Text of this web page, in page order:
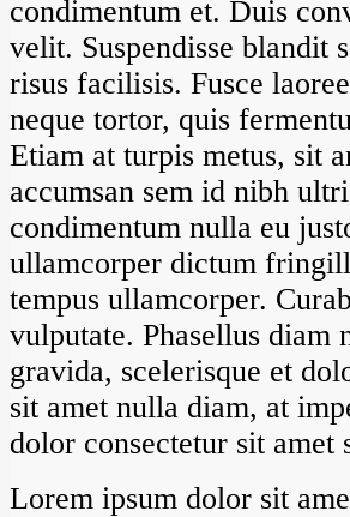
condimentum et. Duis
velit. Suspendisse blandit
risus facilisis. Fusce
neque tortor, quis
Etiam at turpis metus, sit
accumsan sem id nibh
condimentum nulla eu
ullamcorper dictum
tempus ullamcorper.
vulputate. Phasellus diam
gravida, scelerisque et
sit amet nulla diam, at
dolor consectetur sit amet
Lorem ipsum dolor sit